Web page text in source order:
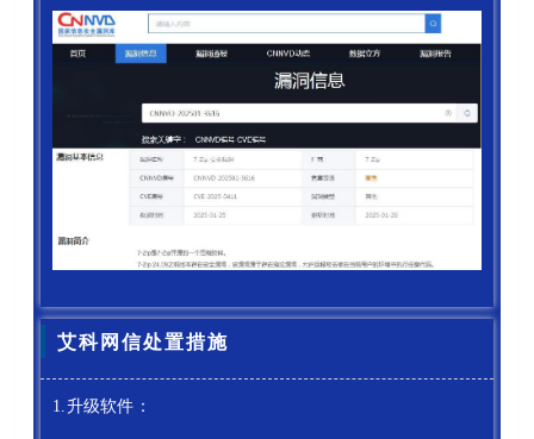
艾科网信处置措施
1.升级软件：